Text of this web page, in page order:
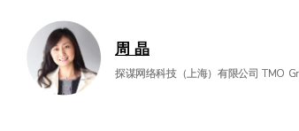
周 晶
探谋网络科技（上海）有限公司 TMO